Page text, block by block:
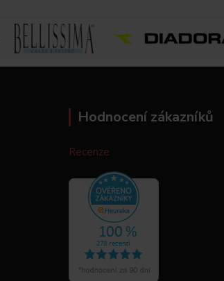
Hodnocení zákazníků
Recenze